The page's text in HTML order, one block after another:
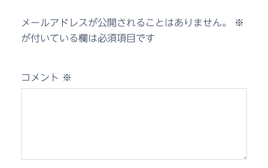
メールアドレスが公開されることはありません。
※
が付いている欄は必須項目です
コメント ※